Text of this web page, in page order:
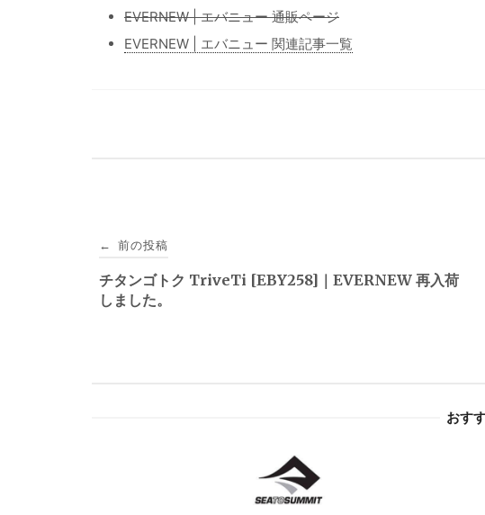
EVERNEW | エバニュー 通販ページ
EVERNEW | エバニュー 関連記事一覧
稿
ナ
← 前の投稿
チタンゴトク TriveTi [EBY258]｜EVERNEW 再入荷
しました。
おす